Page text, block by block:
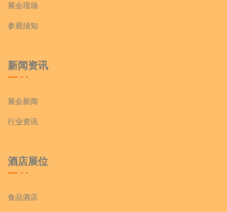
展会现场
参观须知
新闻资讯
展会新闻
行业资讯
酒店展位
食品酒店